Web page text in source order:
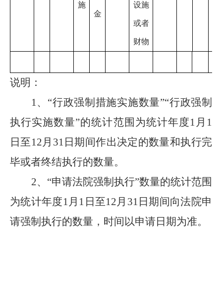
施
金
设施
或者
财物
说明：
1、 “行政强制措施实施数量”“行政强制
执行实施数量”的统计范围为统计年度1月1
日至12月31日期间作出决定的数量和执行完
毕或者终结执行的数量。
2、 “申请法院强制执行”数量的统计范围
为统计年度1月1日至12月31日期间向法院申
请强制执行的数量，时间以申请日期为准。